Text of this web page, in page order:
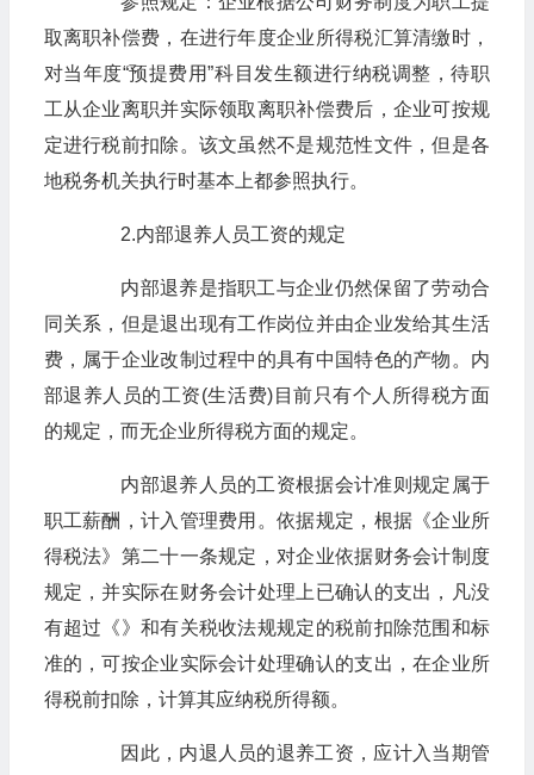
取离职补偿费，在进行年度企业所得税汇算清缴时，
对当年度“预提费用”科目发生额进行纳税调整，待职
工从企业离职并实际领取离职补偿费后，企业可按规
定进行税前扣除。该文虽然不是规范性文件，但是各
地税务机关执行时基本上都参照执行。
2.内部退养人员工资的规定
内部退养是指职工与企业仍然保留了劳动合
同关系，但是退出现有工作岗位并由企业发给其生活
费，属于企业改制过程中的具有中国特色的产物。内
部退养人员的工资(生活费)目前只有个人所得税方面
的规定，而无企业所得税方面的规定。
内部退养人员的工资根据会计准则规定属于
职工薪酬，计入管理费用。依据规定，根据《企业所
得税法》第二十一条规定，对企业依据财务会计制度
规定，并实际在财务会计处理上已确认的支出，凡没
有超过《》和有关税收法规规定的税前扣除范围和标
准的，可按企业实际会计处理确认的支出，在企业所
得税前扣除，计算其应纳税所得额。
因此，内退人员的退养工资，应计入当期管